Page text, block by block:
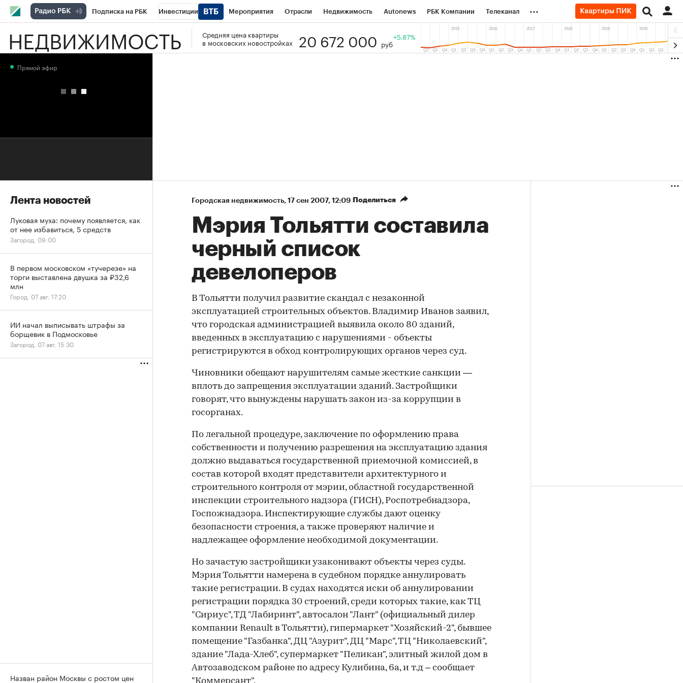
Подписка на РБК Инвестиции Мероприятия Отрасли Недвижимость Autonews РБК Компании Телеканал
РБК Вино Спорт Школа управления РБК РБК Образование Тренды
...
НЕДВИЖИМОСТЬ
Средняя цена квартиры
в московских новостройках
20 672 000 руб
+5.87%
Городская недвижимость⁠, 17 сен 2007, 12:09 Поделиться
Мэрия Тольятти составила
черный список
девелоперов
В Тольятти получил развитие скандал с незаконной
эксплуатацией строительных объектов. Владимир Иванов заявил,
что городская администрацией выявила около 80 зданий,
введенных в эксплуатацию с нарушениями - объекты
регистрируются в обход контролирующих органов через суд.
Чиновники обещают нарушителям самые жесткие санкции —
вплоть до запрещения эксплуатации зданий. Застройщики
говорят, что вынуждены нарушать закон из-за коррупции в
госорганах.
По легальной процедуре, заключение по оформлению права
собственности и получению разрешения на эксплуатацию здания
должно выдаваться государственной приемочной комиссией, в
состав которой входят представители архитектурного и
строительного контроля от мэрии, областной государственной
инспекции строительного надзора (ГИСН), Роспотребнадзора,
Госпожнадзора. Инспектирующие службы дают оценку
безопасности строения, а также проверяют наличие и
надлежащее оформление необходимой документации.
Но зачастую застройщики узаконивают объекты через суды.
Мэрия Тольятти намерена в судебном порядке аннулировать
такие регистрации. В судах находятся иски об аннулировании
регистрации порядка 30 строений, среди которых такие, как ТЦ
"Сириус", ТД "Лабиринт", автосалон "Лант" (официальный дилер
компании Renault в Тольятти), гипермаркет "Хозяйский-2", бывшее
помещение "Газбанка", ДЦ "Азурит", ДЦ "Марс", ТЦ "Николаевский",
здание "Лада-Хлеб", супермаркет "Пеликан", элитный жилой дом в
Автозаводском районе по адресу Кулибина, 6а, и т.д – сообщает
Прямой эфир
Лента новостей
Луковая муха: почему появляется, как
от нее избавиться, 5 средств
Загород, 09:00
В первом московском «тучерезе» на
торги выставлена двушка за ₽32,6
млн
Город, 07 авг, 17:20
ИИ начал выписывать штрафы за
борщевик в Подмосковье
Загород, 07 авг, 15:30
Назван район Москвы с ростом цен